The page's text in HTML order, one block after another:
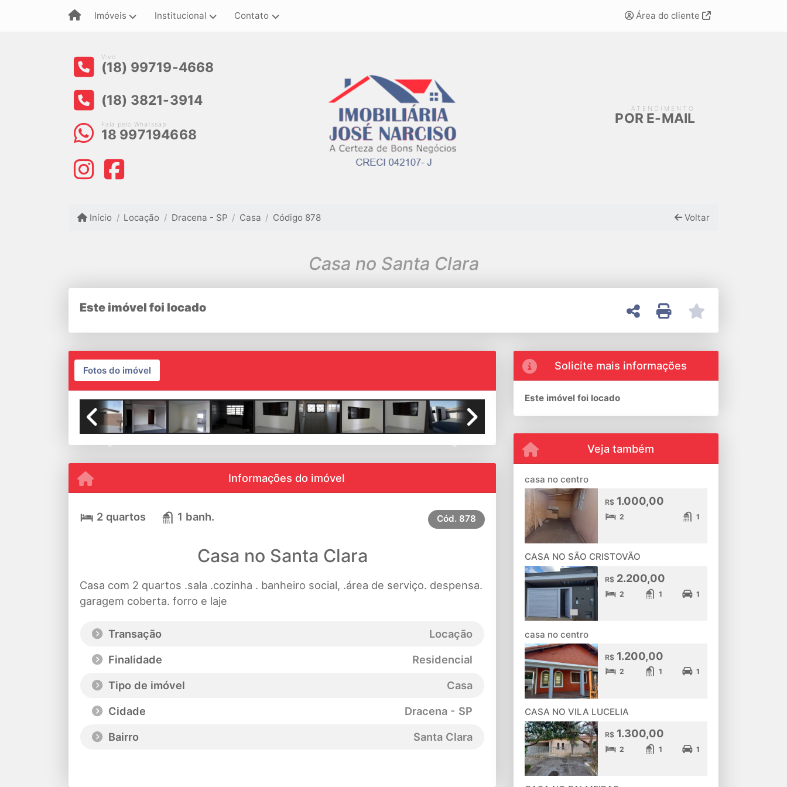
Imóveis Institucional Contato Área do cliente
Vivo
(18) 99719-4668
(18) 3821-3914
Fala pelo Whatssap
18 997194668
ATENDIMENTO
POR E-MAIL
Início Locação Dracena - SP Casa Código 878 Voltar
Casa no Santa Clara
Este imóvel foi locado
Fotos do imóvel
Informações do imóvel
2 quartos 1 banh. Cód. 878
Casa no Santa Clara
Casa com 2 quartos .sala .cozinha . banheiro social, .área de serviço. despensa.
garagem coberta. forro e laje
Transação
Locação
Finalidade
Residencial
Tipo de imóvel
Casa
Cidade
Dracena - SP
Bairro
Santa Clara
Solicite mais informações
Este imóvel foi locado
Veja também
casa no centro
R$1.000,00
2 1
CASA NO SÃO CRISTOVÃO
R$2.200,00
2 1 1
casa no centro
R$1.200,00
2 1 1
CASA NO VILA LUCELIA
R$1.300,00
2 1 1